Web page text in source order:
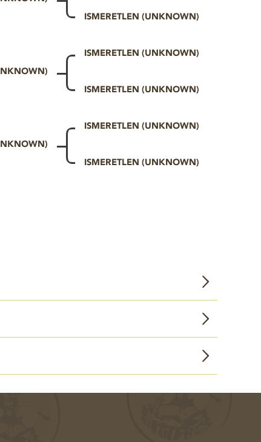
ISMERETLEN (UNKNOWN)
ISMERETLEN (UNKNOWN)
ISMERETLEN (UNKNOWN)
ISMERETLEN (UNKNOWN)
ISMERETLEN (UNKNOWN)